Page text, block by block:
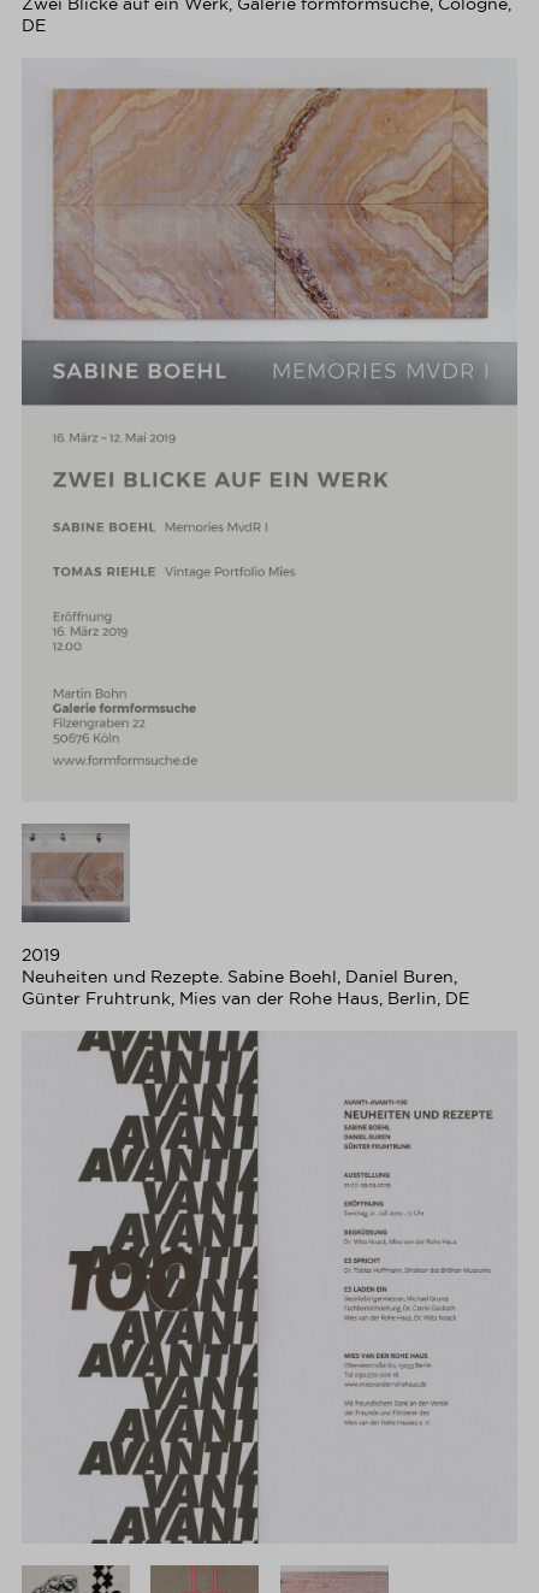
DE
2019
Neuheiten und Rezepte. Sabine Boehl, Daniel Buren,
Günter Fruhtrunk, Mies van der Rohe Haus, Berlin, DE